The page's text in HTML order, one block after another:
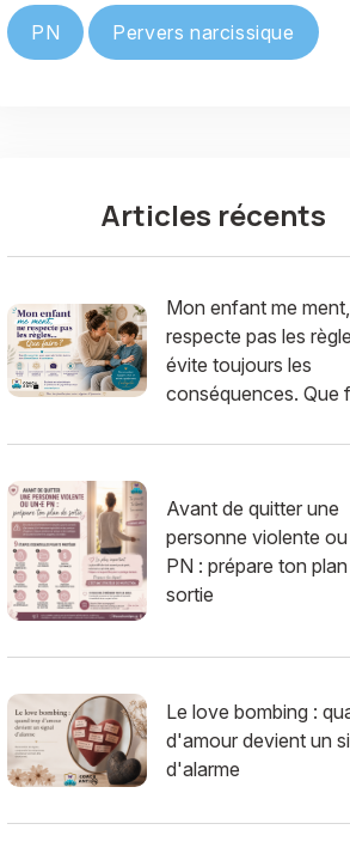
PN Pervers narcissique
Articles récents
Mon enfant me
respecte pas les
évite toujours les
conséquences. Que
Avant de quitter une
personne violente ou
PN : prépare ton
sortie
Le love bombing :
d'amour devient un
d'alarme